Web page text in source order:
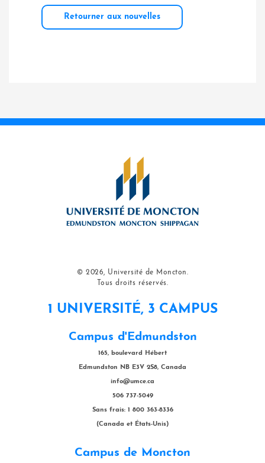
Retourner aux nouvelles
© 2026, Université de Moncton.
Tous droits réservés.
1 UNIVERSITÉ, 3 CAMPUS
Campus d'Edmundston
165, boulevard Hébert
Edmundston NB E3V 2S8, Canada
info@umce.ca
506 737-5049
Sans frais: 1 800 363-8336
(Canada et États-Unis)
Campus de Moncton